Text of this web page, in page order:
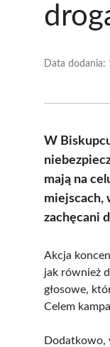
Data dodania:
W
mają na
miejscach,
zachęcani
Akcja
jak również
głosowe,
Celem
Dodatkowo,